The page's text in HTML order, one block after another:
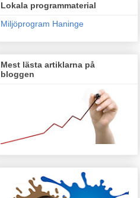
Lokala programmaterial
Miljöprogram Haninge
Mest lästa artiklarna på
bloggen